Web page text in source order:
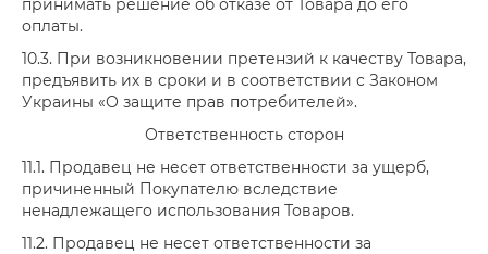
принимать решение об отказе от Товара до его
оплаты.
10.3. При возникновении претензий к качеству Товара,
предъявить их в сроки и в соответствии с Законом
Украины «О защите прав потребителей».
Ответственность сторон
11.1. Продавец не несет ответственности за ущерб,
причиненный Покупателю вследствие
ненадлежащего использования Товаров.
11.2. Продавец не несет ответственности за